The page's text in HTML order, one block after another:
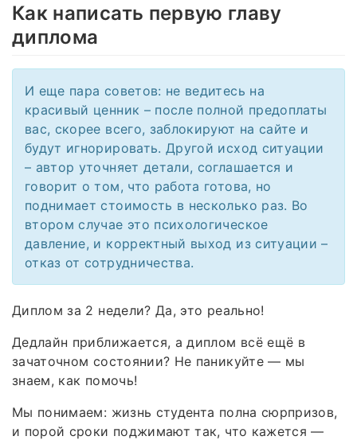
Как написать первую главу
диплома
И еще пара советов: не ведитесь на
красивый ценник – после полной предоплаты
вас, скорее всего, заблокируют на сайте и
будут игнорировать. Другой исход ситуации
– автор уточняет детали, соглашается и
говорит о том, что работа готова, но
поднимает стоимость в несколько раз. Во
втором случае это психологическое
давление, и корректный выход из ситуации –
отказ от сотрудничества.
Диплом за 2 недели? Да, это реально!
Дедлайн приближается, а диплом всё ещё в
зачаточном состоянии? Не паникуйте — мы
знаем, как помочь!
Мы понимаем: жизнь студента полна сюрпризов,
и порой сроки поджимают так, что кажется —